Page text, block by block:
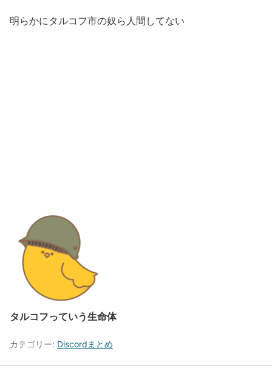
明らかにタルコフ市の奴ら人間してない
タルコフっていう生命体
カテゴリー: Discordまとめ